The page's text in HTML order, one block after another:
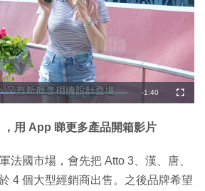
剩
時
間
-1:40
全
螢
，用 App 睇更多產品開箱影片
法國市場，會先把 Atto 3、漢、唐、
4 個大型經銷商出售。之後品牌希望